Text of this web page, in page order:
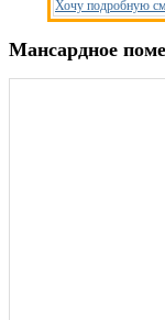
Хочу подробную
Мансардное